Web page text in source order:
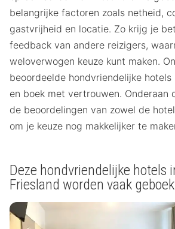
belangrijke factoren zoals netheid,
gastvrijheid en locatie. Zo krijg je
feedback van andere reizigers,
weloverwogen keuze kunt maken.
beoordeelde hondvriendelijke hotels
en boek met vertrouwen. Onderaan
de beoordelingen van zowel de
om je keuze nog makkelijker te
Deze hondvriendelijke hotels
Friesland worden vaak